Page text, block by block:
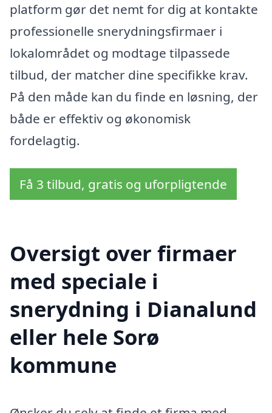
platform gør det nemt for dig at kontakte
professionelle snerydningsfirmaer i
lokalområdet og modtage tilpassede
tilbud, der matcher dine specifikke krav.
På den måde kan du finde en løsning, der
både er effektiv og økonomisk
fordelagtig.
Få 3 tilbud, gratis og uforpligtende
Oversigt over firmaer
med speciale i
snerydning i Dianalund
eller hele Sorø
kommune